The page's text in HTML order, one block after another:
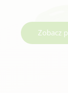
Zobacz